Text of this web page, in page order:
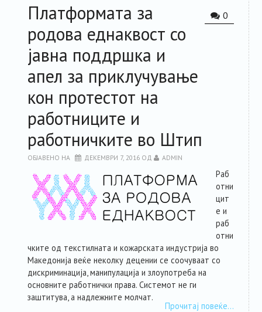
0
Платформата за
родова еднаквост со
јавна поддршка и
апел за приклучување
кон протестот на
работниците и
работничките во Штип
ОБЈАВЕНО НА ДЕКЕМВРИ 7, 2016 ОД ADMIN
Раб
отни
цит
е и
раб
отни
чките од текстилната и кожарската индустрија во
Македонија веќе неколку децении се соочуваат со
дискриминација, манипулација и злоупотреба на
основните работнички права. Системот не ги
заштитува, а надлежните молчат.
Прочитај повеќе…